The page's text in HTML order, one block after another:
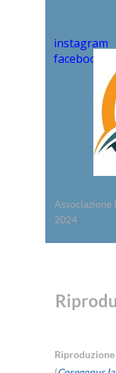
instagram
facebook
Associazione
2024